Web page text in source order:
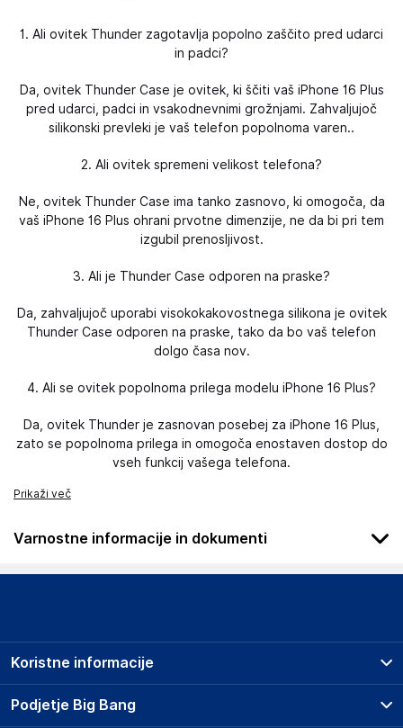
1. Ali ovitek Thunder zagotavlja popolno zaščito pred udarci
in padci?
Da, ovitek Thunder Case je ovitek, ki ščiti vaš iPhone 16 Plus
pred udarci, padci in vsakodnevnimi grožnjami. Zahvaljujoč
silikonski prevleki je vaš telefon popolnoma varen..
2. Ali ovitek spremeni velikost telefona?
Ne, ovitek Thunder Case ima tanko zasnovo, ki omogoča, da
vaš iPhone 16 Plus ohrani prvotne dimenzije, ne da bi pri tem
izgubil prenosljivost.
3. Ali je Thunder Case odporen na praske?
Da, zahvaljujoč uporabi visokokakovostnega silikona je ovitek
Thunder Case odporen na praske, tako da bo vaš telefon
dolgo časa nov.
4. Ali se ovitek popolnoma prilega modelu iPhone 16 Plus?
Da, ovitek Thunder je zasnovan posebej za iPhone 16 Plus,
zato se popolnoma prilega in omogoča enostaven dostop do
vseh funkcij vašega telefona.
Prikaži več
Varnostne informacije in dokumenti
Podatki o proizvajalcu
ShenZhen Baseus Technology CO.,LTD
CN
Podjetje Big Bang
Koristne informacije
Prodajna mesta